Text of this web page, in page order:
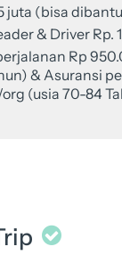
juta (bisa
& Driver Rp.
Rp
& Asuransi
(usia 70-84